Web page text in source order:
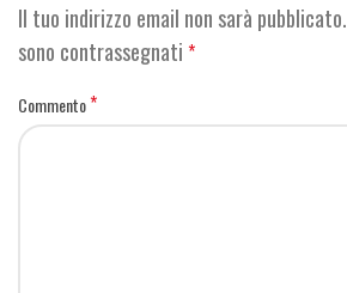
Il tuo indirizzo email non sarà pubblicato.
sono contrassegnati *
Commento*